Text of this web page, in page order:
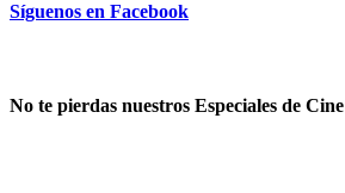
Síguenos en Facebook
No te pierdas nuestros Especiales de Cine